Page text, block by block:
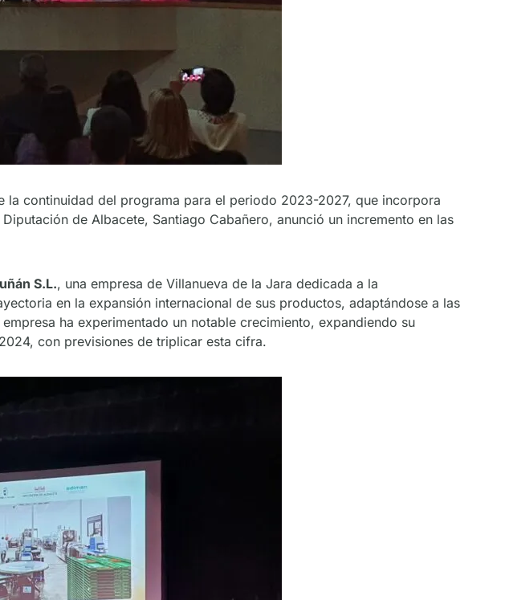
continuidad del programa para el periodo 2023-2027, que incorpora
de Albacete, Santiago Cabañero, anunció un incremento en las
S.L., una empresa de Villanueva de la Jara dedicada a la
en la expansión internacional de sus productos, adaptándose a las
ha experimentado un notable crecimiento, expandiendo su
con previsiones de triplicar esta cifra.